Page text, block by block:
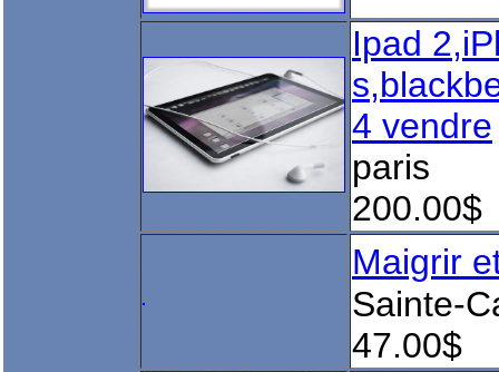
Ipad
4 vendre
paris
200.00$
Maigrir
Sainte-
47.00$